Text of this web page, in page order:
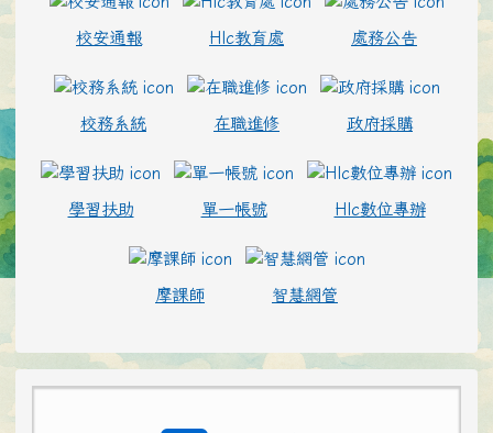
校安通報 Hlc教育處 處務公告
校務系統 在職進修 政府採購
學習扶助 單一帳號 Hlc數位專辦
摩課師 智慧網管